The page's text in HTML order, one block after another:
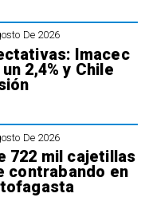
De 2026
Imacec
2,4% y Chile
De 2026
722 mil cajetillas
contrabando en